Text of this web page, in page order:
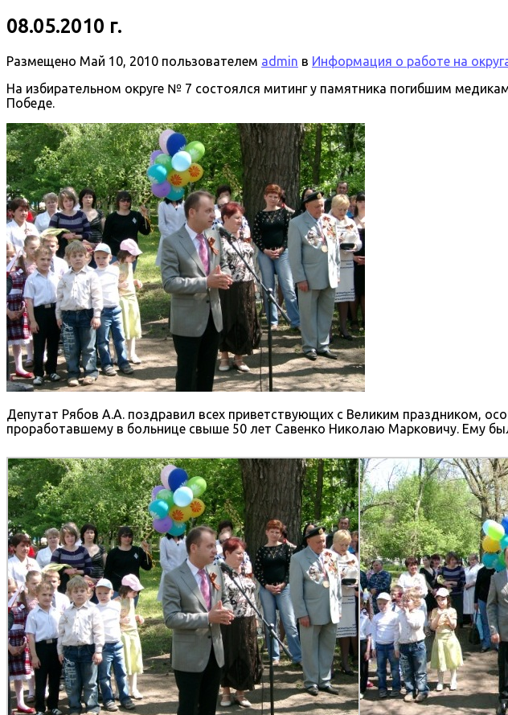
08.05.2010 г.
Размещено Май 10, 2010 пользователем admin в Информация о работе на
На избирательном округе № 7 состоялся митинг у памятника погибшим
Победе.
Депутат Рябов А.А. поздравил всех приветствующих с Великим праздником,
проработавшему в больнице свыше 50 лет Савенко Николаю Марковичу. Ему